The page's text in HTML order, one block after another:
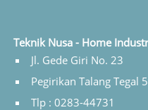
Teknik Nusa - Home Industr
Jl. Gede Giri No. 23
Pegirikan Talang Tegal
Tlp : 0283-44731